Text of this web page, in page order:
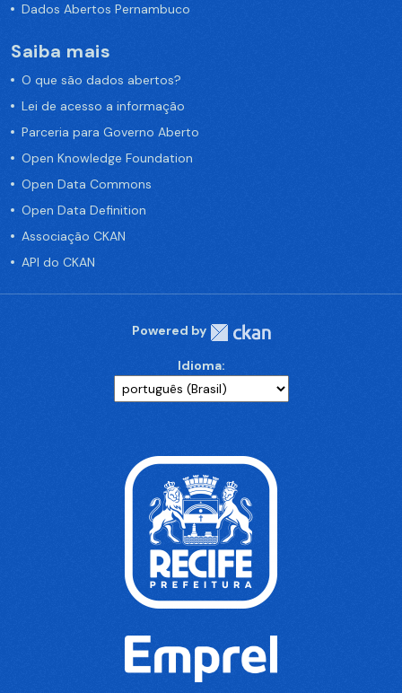
Dados Abertos Pernambuco
Saiba mais
O que são dados abertos?
Lei de acesso a informação
Parceria para Governo Aberto
Open Knowledge Foundation
Open Data Commons
Open Data Definition
Associação CKAN
API do CKAN
Powered by
Idioma